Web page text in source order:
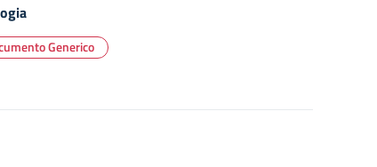
Generico